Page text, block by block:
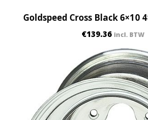
Goldspeed Cross Black 6×10
€139.36 incl. BTW